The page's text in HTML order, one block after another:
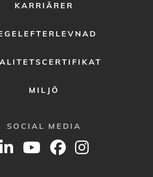
KARRIÄRER
MILJÖ
SOCIAL MEDIA